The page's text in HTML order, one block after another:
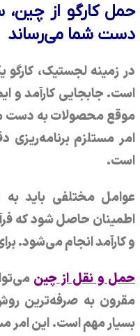
حمل کارگو از
دست شما می‌رساند
در زمینه لجستیک،
است. جابجایی کارآمد و
موقع محصولات به دست
امر مستلزم
است.
عوامل مختلفی باید به
اطمینان حاصل شود که
و کارآمد انجام می‌شود.
حمل و نقل از چین
مقرون به صرفه‌ترین
بسیار مهم است. این امر